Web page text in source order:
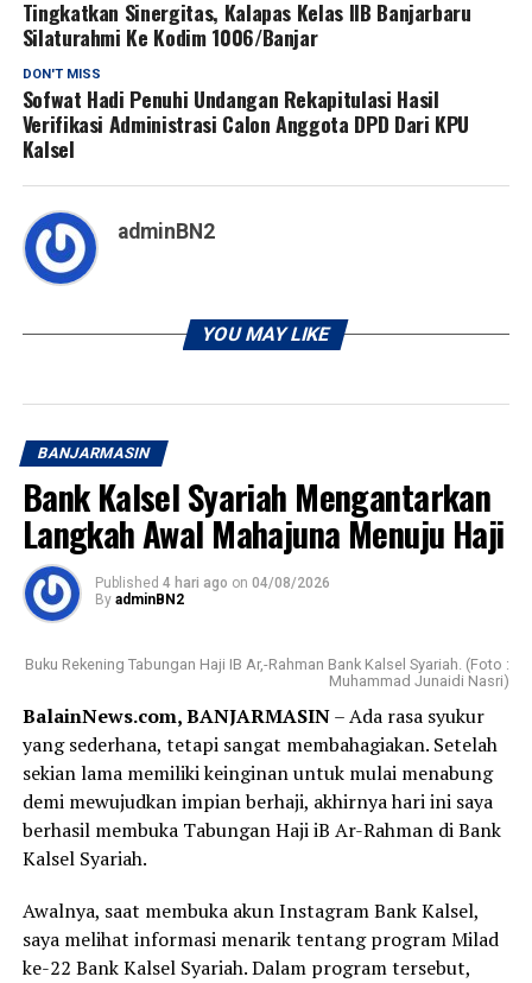
Tingkatkan Sinergitas, Kalapas Kelas IIB Banjarbaru
Silaturahmi Ke Kodim 1006/Banjar
DON'T MISS
Sofwat Hadi Penuhi Undangan Rekapitulasi Hasil
Verifikasi Administrasi Calon Anggota DPD Dari KPU
Kalsel
adminBN2
YOU MAY LIKE
BANJARMASIN
Bank Kalsel Syariah Mengantarkan
Langkah Awal Mahajuna Menuju Haji
Published 4 hari ago on 04/08/2026
By adminBN2
Buku Rekening Tabungan Haji IB Ar,-Rahman Bank Kalsel Syariah. (Foto :
Muhammad Junaidi Nasri)
BalainNews.com, BANJARMASIN– Ada rasa syukur
yang sederhana, tetapi sangat membahagiakan. Setelah
sekian lama memiliki keinginan untuk mulai menabung
demi mewujudkan impian berhaji, akhirnya hari ini saya
berhasil membuka Tabungan Haji iB Ar-Rahman di Bank
Kalsel Syariah.
Awalnya, saat membuka akun Instagram Bank Kalsel,
saya melihat informasi menarik tentang program Milad
ke-22 Bank Kalsel Syariah. Dalam program tersebut,